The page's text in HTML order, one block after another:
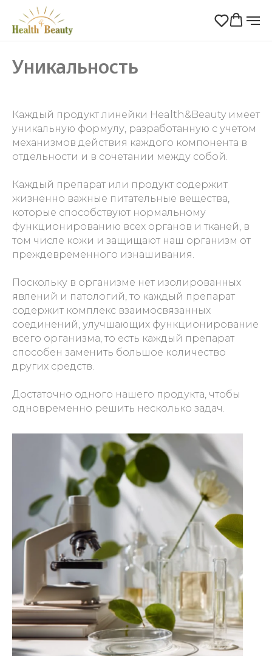
Уникальность
Каждый продукт линейки Health&Beauty имеет
уникальную формулу, разработанную с учетом
механизмов действия каждого компонента в
отдельности и в сочетании между собой.
Каждый препарат или продукт содержит
жизненно важные питательные вещества,
которые способствуют нормальному
функционированию всех органов и тканей, в
том числе кожи и защищают наш организм от
преждевременного изнашивания.
Поскольку в организме нет изолированных
явлений и патологий, то каждый препарат
содержит комплекс взаимосвязанных
соединений, улучшающих функционирование
всего организма, то есть каждый препарат
способен заменить большое количество
других средств.
Достаточно одного нашего продукта, чтобы
одновременно решить несколько задач.